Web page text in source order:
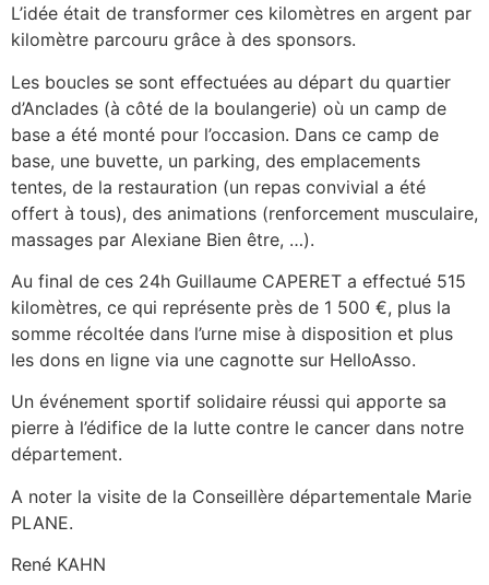
L’idée était de transformer ces kilomètres en argent par
kilomètre parcouru grâce à des sponsors.
Les boucles se sont effectuées au départ du quartier
d’Anclades (à côté de la boulangerie) où un camp de
base a été monté pour l’occasion. Dans ce camp de
base, une buvette, un parking, des emplacements
tentes, de la restauration (un repas convivial a été
offert à tous), des animations (renforcement musculaire,
massages par Alexiane Bien être, …).
Au final de ces 24h Guillaume CAPERET a effectué 515
kilomètres, ce qui représente près de 1 500 €, plus la
somme récoltée dans l’urne mise à disposition et plus
les dons en ligne via une cagnotte sur HelloAsso.
Un événement sportif solidaire réussi qui apporte sa
pierre à l’édifice de la lutte contre le cancer dans notre
département.
A noter la visite de la Conseillère départementale Marie
PLANE.
René KAHN